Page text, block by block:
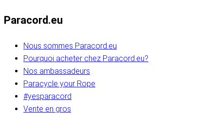
Paracord.eu
Nous sommes Paracord.eu
Pourquoi acheter chez Paracord.eu?
Nos ambassadeurs
Paracycle your Rope
#yesparacord
Vente en gros